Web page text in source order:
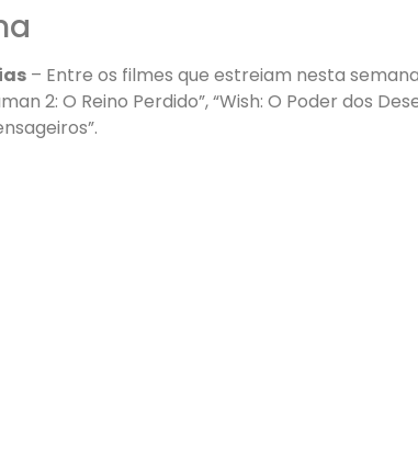
– Entre os filmes que estreiam nesta
2: O Reino Perdido”, “Wish: O Poder dos